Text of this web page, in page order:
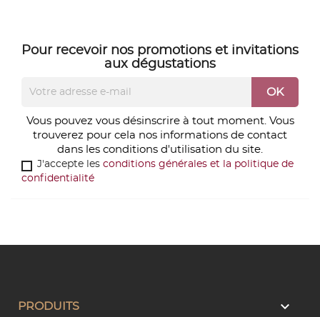
Pour recevoir nos promotions et invitations
aux dégustations
Vous pouvez vous désinscrire à tout moment. Vous
trouverez pour cela nos informations de contact
dans les conditions d'utilisation du site.
J'accepte les conditions générales et la politique de
confidentialité
PRODUITS 